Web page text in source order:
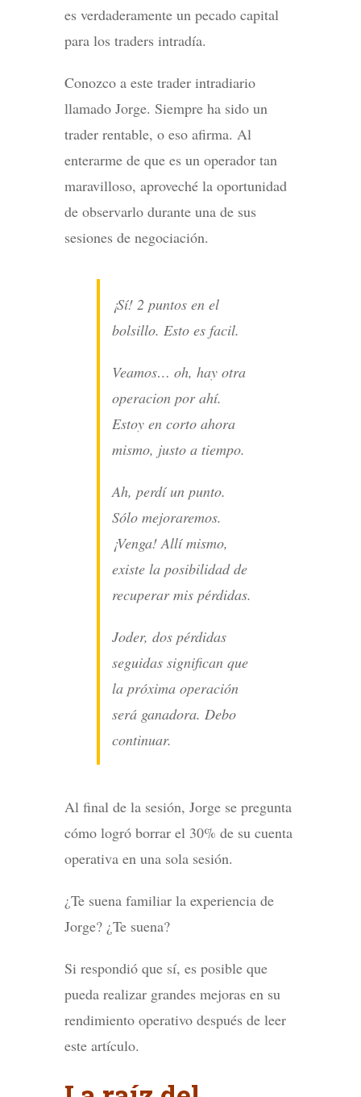
es verdaderamente un pecado capital
para los traders intradía.
Conozco a este trader intradiario
llamado Jorge. Siempre ha sido un
trader rentable, o eso afirma. Al
enterarme de que es un operador tan
maravilloso, aproveché la oportunidad
de observarlo durante una de sus
sesiones de negociación.
¡Sí! 2 puntos en el
bolsillo. Esto es facil.
Veamos… oh, hay otra
operacion por ahí.
Estoy en corto ahora
mismo, justo a tiempo.
Ah, perdí un punto.
Sólo mejoraremos.
¡Venga! Allí mismo,
existe la posibilidad de
recuperar mis pérdidas.
Joder, dos pérdidas
seguidas significan que
la próxima operación
será ganadora. Debo
continuar.
Al final de la sesión, Jorge se pregunta
cómo logró borrar el 30% de su cuenta
operativa en una sola sesión.
¿Te suena familiar la experiencia de
Jorge? ¿Te suena?
Si respondió que sí, es posible que
pueda realizar grandes mejoras en su
rendimiento operativo después de leer
este artículo.